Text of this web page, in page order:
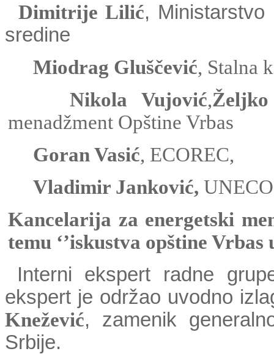
Dimitrije Lilić,
sredine
Miodrag Gluščević, Stalna
Nikola Vujović,
menadžment Opštine Vrbas
Goran Vasić, ECOREC,
Vladimir Janković,
Kancelarija za energetski
temu ‘’iskustva opštine
Interni ekspert radne
ekspert je održao uvodno
Knežević, zamenik
Srbije.